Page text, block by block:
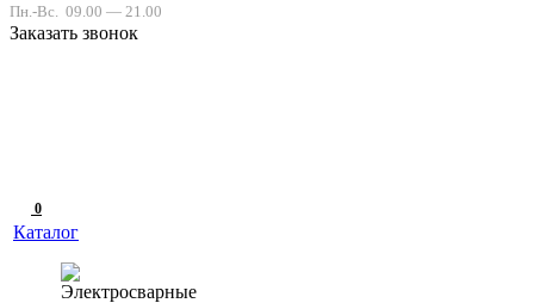
Пн.-Вс. 09.00 — 21.00
Заказать звонок
0
Каталог